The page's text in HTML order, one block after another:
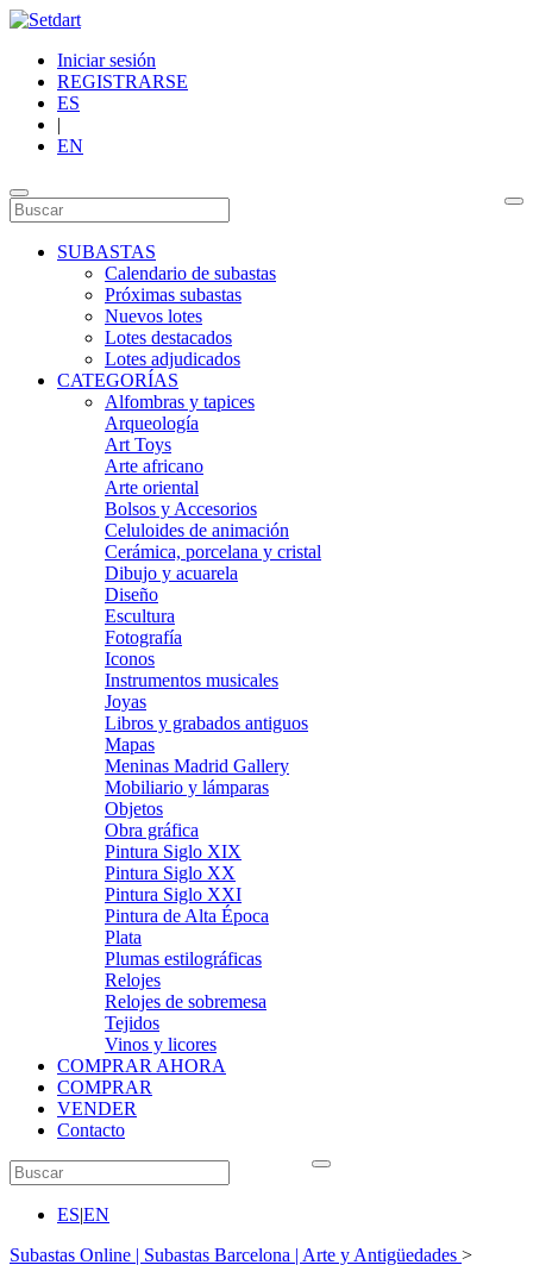
Iniciar sesión
REGISTRARSE
ES
|
EN
SUBASTAS
Calendario de subastas
Próximas subastas
Nuevos lotes
Lotes destacados
Lotes adjudicados
CATEGORÍAS
Alfombras y tapices
Arqueología
Art Toys
Arte africano
Arte oriental
Bolsos y Accesorios
Celuloides de animación
Cerámica, porcelana y cristal
Dibujo y acuarela
Diseño
Escultura
Fotografía
Iconos
Instrumentos musicales
Joyas
Libros y grabados antiguos
Mapas
Meninas Madrid Gallery
Mobiliario y lámparas
Objetos
Obra gráfica
Pintura Siglo XIX
Pintura Siglo XX
Pintura Siglo XXI
Pintura de Alta Época
Plata
Plumas estilográficas
Relojes
Relojes de sobremesa
Tejidos
Vinos y licores
COMPRAR AHORA
COMPRAR
VENDER
Contacto
ES|EN
Subastas Online | Subastas Barcelona | Arte y Antigüedades >